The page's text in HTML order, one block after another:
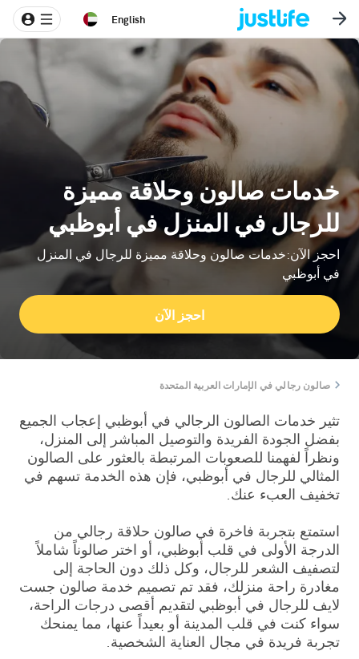
English
خدمات صالون وحلاقة مميزة
للرجال في المنزل في أبوظبي
احجز الآن:خدمات صالون وحلاقة مميزة للرجال في المنزل
في أبوظبي
احجز الآن
صالون رجالي في الإمارات العربية المتحدة
تثير خدمات الصالون الرجالي في أبوظبي إعجاب الجميع
بفضل الجودة الفريدة والتوصيل المباشر إلى المنزل،
ونظراً لفهمنا للصعوبات المرتبطة بالعثور على الصالون
المثالي للرجال في أبوظبي، فإن هذه الخدمة تسهم في
تخفيف العبء عنك.
استمتع بتجربة فاخرة في صالون حلاقة رجالي من
الدرجة الأولى في قلب أبوظبي، أو اختر صالوناً شاملاً
لتصفيف الشعر للرجال، وكل ذلك دون الحاجة إلى
مغادرة راحة منزلك، فقد تم تصميم خدمة صالون جست
لايف للرجال في أبوظبي لتقديم أقصى درجات الراحة،
سواء كنت في قلب المدينة أو بعيداً عنها، مما يمنحك
تجربة فريدة في مجال العناية الشخصية.